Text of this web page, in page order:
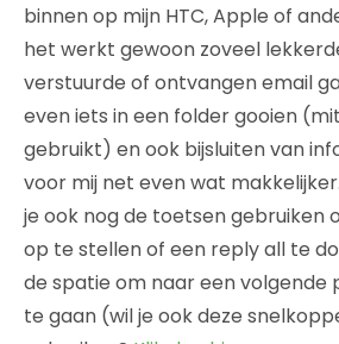
binnen op mijn HTC, Apple of
het werkt gewoon zoveel
verstuurde of ontvangen email
even iets in een folder gooien
gebruikt) en ook bijsluiten van
voor mij net even wat
je ook nog de toetsen gebruiken
op te stellen of een reply all te
de spatie om naar een volgende
te gaan (wil je ook deze